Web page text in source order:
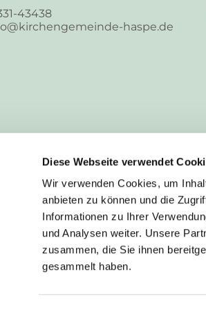
Diese Webseite verwendet
Wir verwenden Cookies, um
anbieten zu können und die
Informationen zu Ihrer
und Analysen weiter. Unsere
zusammen, die Sie ihnen
gesammelt haben.
43438
haspe.de